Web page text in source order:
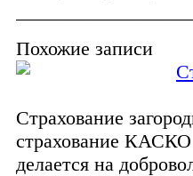
Похожие записи
Страхование
страхование КАСКО
делается на